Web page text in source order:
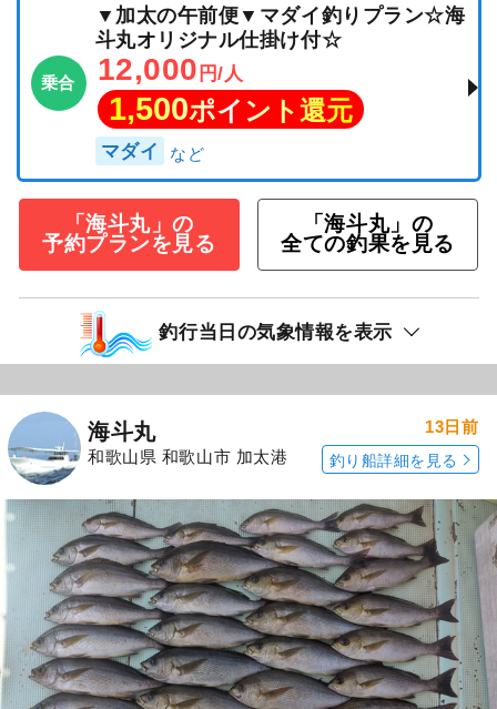
乗合
▼加太の午前便▼マダイ釣りプラン☆海
斗丸オリジナル仕掛け付☆
12,000 円/人
1,500ポイント還元
マダイ
「海斗丸」の
予約プランを見る
「海斗丸」の
全ての釣果を見る
釣行当日の気象情報を表示
海斗丸
和歌山県 和歌山市 加太港
13日前
釣り船詳細を見る